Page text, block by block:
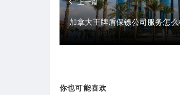
上一篇
加拿大王牌盾保镖公司服务怎么
你也可能喜欢